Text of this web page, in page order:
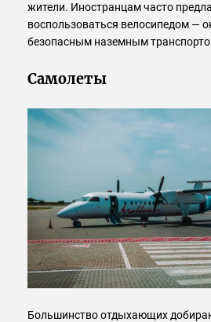
жители. Иностранцам часто
воспользоваться велосипедом —
безопасным наземным
Самолеты
Большинство отдыхающих